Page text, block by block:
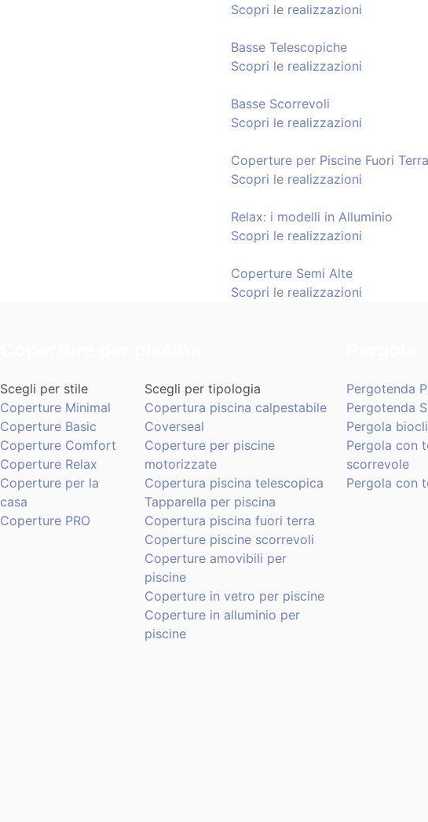
Scopri le realizzazioni
Basse Telescopiche
Scopri le realizzazioni
Basse Scorrevoli
Scopri le realizzazioni
Coperture per Piscine Fuori Terra
Scopri le realizzazioni
Relax: i modelli in Alluminio
Scopri le realizzazioni
Coperture Semi Alte
Scopri le realizzazioni
Scegli per stile
Coperture Minimal
Coperture Basic
Coperture Comfort
Coperture Relax
Coperture per la
casa
Coperture PRO
Scegli per tipologia
Copertura piscina calpestabile
Coverseal
Coperture per piscine
motorizzate
Copertura piscina telescopica
Tapparella per piscina
Copertura piscina fuori terra
Coperture piscine scorrevoli
Coperture amovibili per
piscine
Coperture in vetro per piscine
Coperture in alluminio per
piscine
Pergotenda
Pergotenda
Pergola
Pergola con
scorrevole
Pergola con